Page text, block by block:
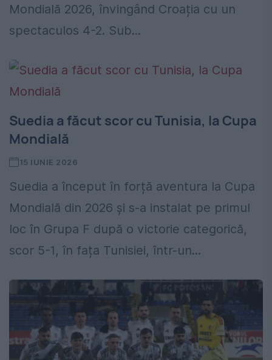
Mondială 2026, învingând Croația cu un
spectaculos 4-2. Sub...
Suedia a făcut scor cu Tunisia, la Cupa
Mondială
15 IUNIE 2026
Suedia a început în forță aventura la Cupa
Mondială din 2026 și s-a instalat pe primul
loc în Grupa F după o victorie categorică,
scor 5-1, în fața Tunisiei, într-un...